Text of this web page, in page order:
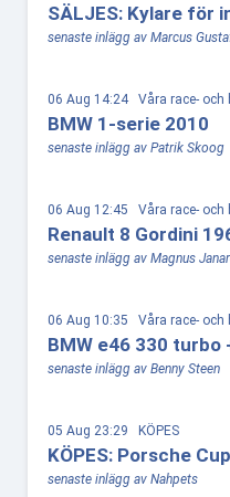
SÄLJES: Kylare för
senaste inlägg av Marcus
06 Aug 14:24 Våra race- och
BMW 1-serie 2010
senaste inlägg av Patrik Skoog
06 Aug 12:45 Våra race- och
Renault 8 Gordini
senaste inlägg av Magnus
06 Aug 10:35 Våra race- och
BMW e46 330 turbo
senaste inlägg av Benny Steen
05 Aug 23:29 KÖPES
KÖPES: Porsche
senaste inlägg av Nahpets